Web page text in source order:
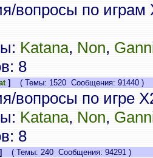
вопросы по играм
Katana, Non,
8
] ( Темы: 1520 Сообщения: 91440 )
вопросы по игре
Katana, Non,
8
] ( Темы: 240 Сообщения: 94291 )